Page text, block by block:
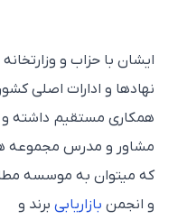
ایشان با حزاب و وزارتخانه
نهادها و ادارات اصلی کشور
همکاری مستقیم داشته و
مشاور و مدرس مجموعه های
که میتوان به موسسه
و انجمنبازاریابیبرند و